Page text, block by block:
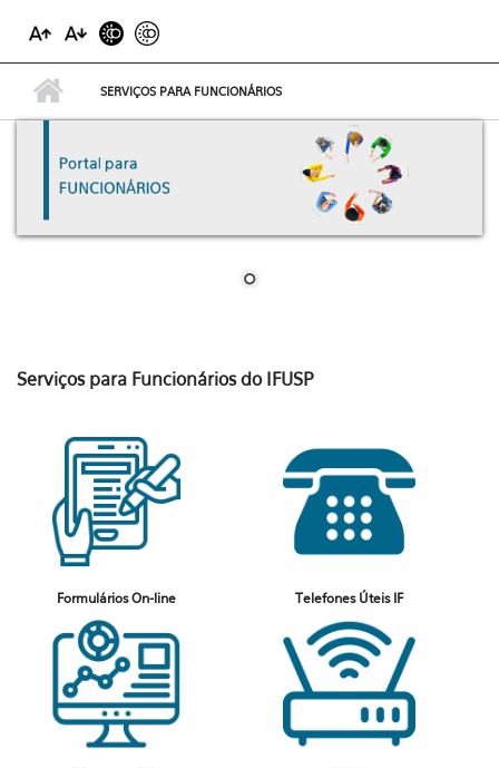
SERVIÇOS PARA FUNCIONÁRIOS
Serviços para Funcionários do IFUSP
Formulários On-line Telefones Úteis IF